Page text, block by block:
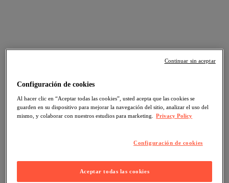
Configuración de cookies
Al hacer clic en “Aceptar todas las cookies”, usted acepta que las cookies se
guarden en su dispositivo para mejorar la navegación del sitio, analizar el uso del
mismo, y colaborar con nuestros estudios para marketing. Privacy Policy
Configuración de cookies
Aceptar todas las cookies
Continuar sin aceptar